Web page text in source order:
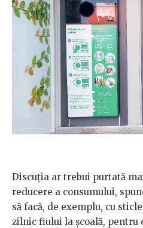
Discuția ar trebui purtată
reducere a consumului,
să facă, de exemplu, cu
zilnic fiului la școală, pentru